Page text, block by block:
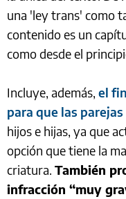
una 'ley trans' como
contenido es un
como desde el
Incluye, además, el
para que las
hijos e hijas, ya que
opción que tiene la
criatura. También
infracción “muy